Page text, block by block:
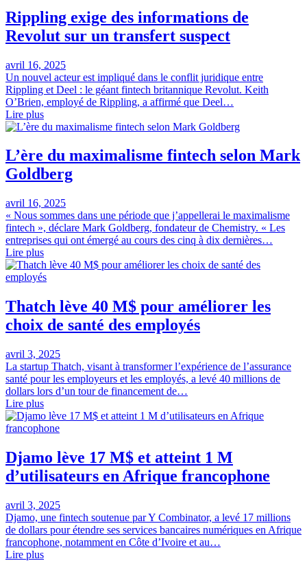
Rippling exige des informations de
Revolut sur un transfert suspect
avril 16, 2025
Un nouvel acteur est impliqué dans le conflit juridique entre
Rippling et Deel : le géant fintech britannique Revolut. Keith
O’Brien, employé de Rippling, a affirmé que Deel…
Lire plus
L’ère du maximalisme fintech selon Mark
Goldberg
avril 16, 2025
« Nous sommes dans une période que j’appellerai le maximalisme
fintech », déclare Mark Goldberg, fondateur de Chemistry. « Les
entreprises qui ont émergé au cours des cinq à dix dernières…
Lire plus
Thatch lève 40 M$ pour améliorer les
choix de santé des employés
avril 3, 2025
La startup Thatch, visant à transformer l’expérience de l’assurance
santé pour les employeurs et les employés, a levé 40 millions de
dollars lors d’un tour de financement de…
Lire plus
Djamo lève 17 M$ et atteint 1 M
d’utilisateurs en Afrique francophone
avril 3, 2025
Djamo, une fintech soutenue par Y Combinator, a levé 17 millions
de dollars pour étendre ses services bancaires numériques en Afrique
francophone, notamment en Côte d’Ivoire et au…
Lire plus